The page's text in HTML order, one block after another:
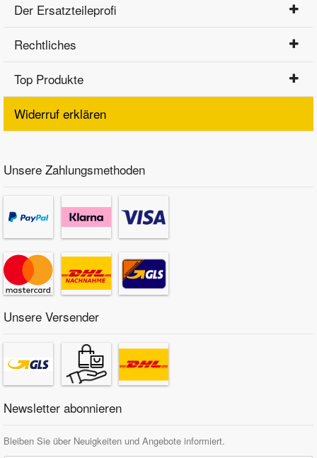
Der Ersatzteileprofi
Rechtliches
Top Produkte
Widerruf erklären
Unsere Zahlungsmethoden
Unsere Versender
Newsletter abonnieren
Bleiben Sie über Neuigkeiten und Angebote informiert.